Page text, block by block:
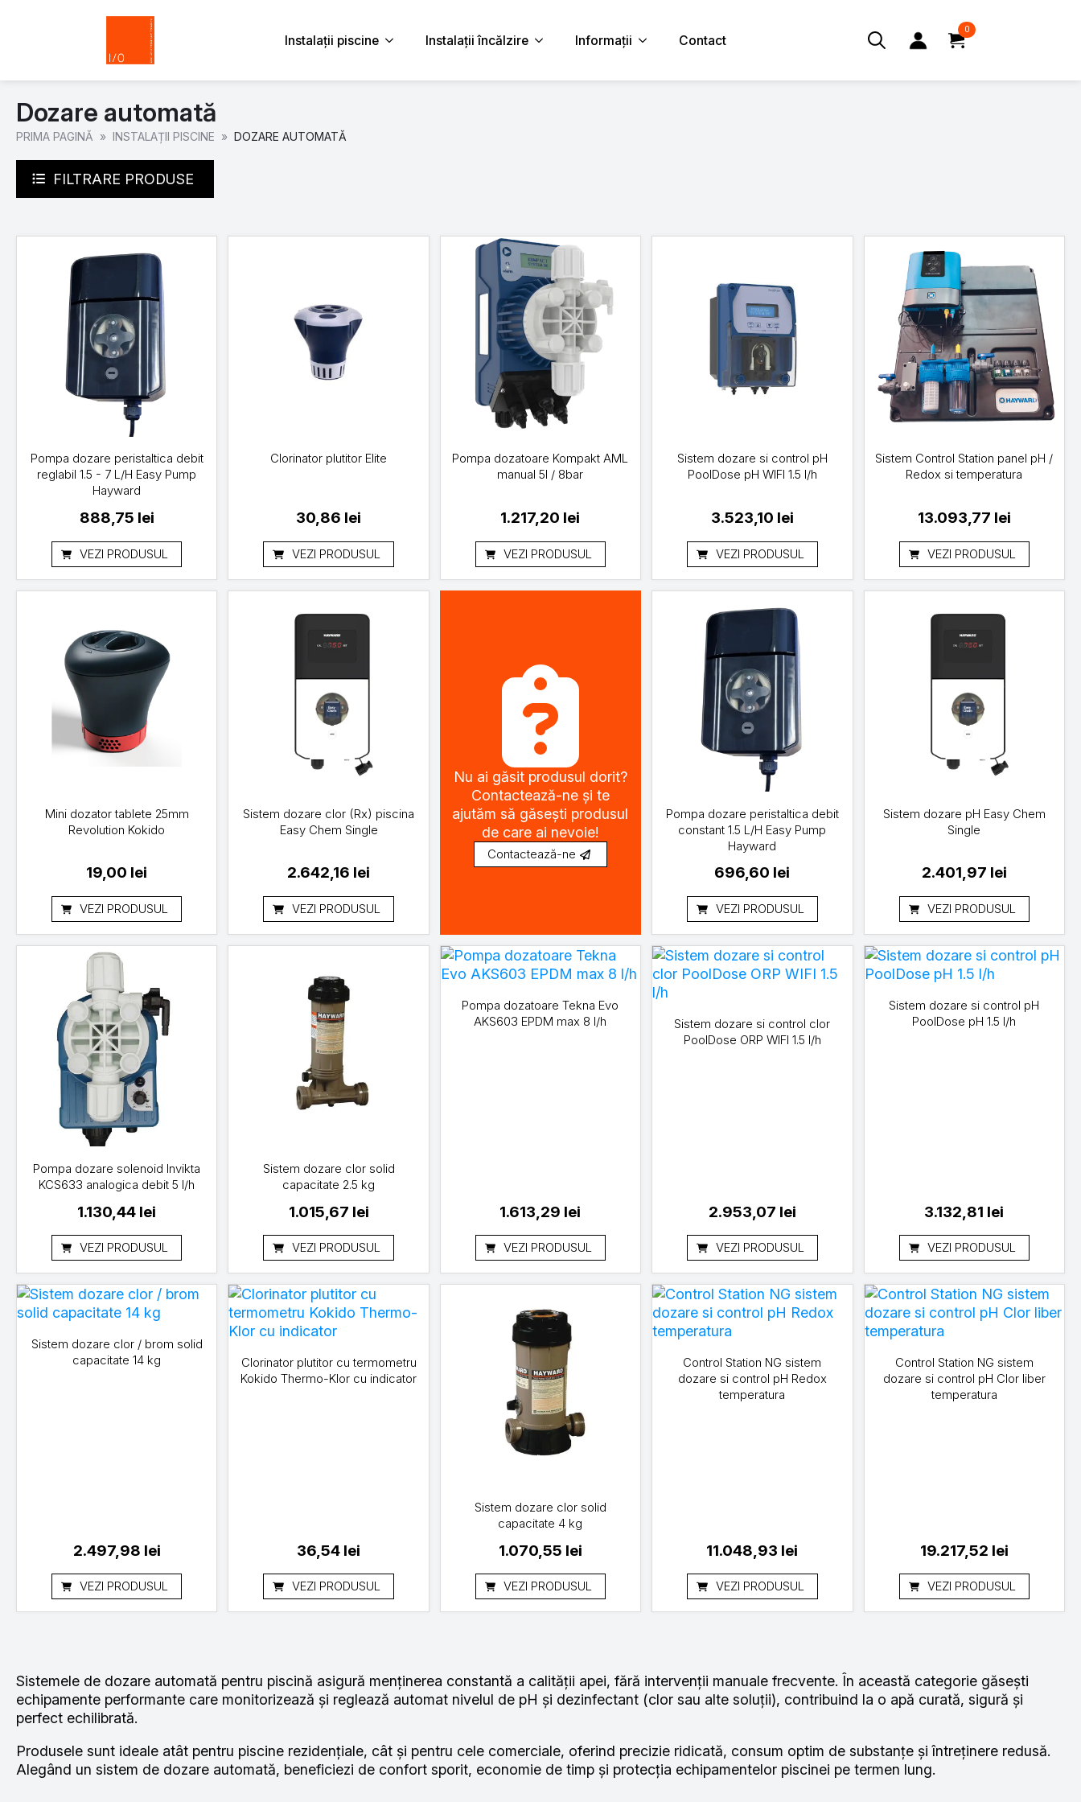
Instalații piscine Instalații încălzire Informații Contact
0
Dozare automată
PRIMA PAGINĂ INSTALAȚII PISCINE DOZARE AUTOMATĂ
FILTRARE PRODUSE
Pompa dozare peristaltica debit
reglabil 1.5 - 7 L/H Easy Pump
Hayward
888,75 lei
VEZI PRODUSUL
Clorinator plutitor Elite
30,86 lei
VEZI PRODUSUL
Pompa dozatoare Kompakt AML
manual 5l / 8bar
1.217,20 lei
VEZI PRODUSUL
Sistem dozare si control pH
PoolDose pH WIFI 1.5 l/h
3.523,10 lei
VEZI PRODUSUL
Sistem Control Station panel pH /
Redox si temperatura
13.093,77 lei
VEZI PRODUSUL
Mini dozator tablete 25mm
Revolution Kokido
19,00 lei
VEZI PRODUSUL
Sistem dozare clor (Rx) piscina
Easy Chem Single
2.642,16 lei
VEZI PRODUSUL
Nu ai găsit produsul dorit?
Contactează-ne și te
ajutăm să găsești produsul
de care ai nevoie!
Contactează-ne
Pompa dozare peristaltica debit
constant 1.5 L/H Easy Pump
Hayward
696,60 lei
VEZI PRODUSUL
Sistem dozare pH Easy Chem
Single
2.401,97 lei
VEZI PRODUSUL
Pompa dozare solenoid Invikta
KCS633 analogica debit 5 l/h
1.130,44 lei
VEZI PRODUSUL
Sistem dozare clor solid
capacitate 2.5 kg
1.015,67 lei
VEZI PRODUSUL
Pompa dozatoare Tekna Evo
AKS603 EPDM max 8 l/h
1.613,29 lei
VEZI PRODUSUL
Sistem dozare si control clor
PoolDose ORP WIFI 1.5 l/h
2.953,07 lei
VEZI PRODUSUL
Sistem dozare si control pH
PoolDose pH 1.5 l/h
3.132,81 lei
VEZI PRODUSUL
Sistem dozare clor / brom solid
capacitate 14 kg
2.497,98 lei
VEZI PRODUSUL
Clorinator plutitor cu termometru
Kokido Thermo-Klor cu indicator
36,54 lei
VEZI PRODUSUL
Sistem dozare clor solid
capacitate 4 kg
1.070,55 lei
VEZI PRODUSUL
Control Station NG sistem
dozare si control pH Redox
temperatura
11.048,93 lei
VEZI PRODUSUL
Control Station NG sistem
dozare si control pH Clor liber
temperatura
19.217,52 lei
VEZI PRODUSUL
Sistemele de dozare automată pentru piscină asigură menținerea constantă a calității apei, fără intervenții manuale frecvente. În această categorie găsești
echipamente performante care monitorizează și reglează automat nivelul de pH și dezinfectant (clor sau alte soluții), contribuind la o apă curată, sigură și
perfect echilibrată.
Produsele sunt ideale atât pentru piscine rezidențiale, cât și pentru cele comerciale, oferind precizie ridicată, consum optim de substanțe și întreținere redusă.
Alegând un sistem de dozare automată, beneficiezi de confort sporit, economie de timp și protecția echipamentelor piscinei pe termen lung.